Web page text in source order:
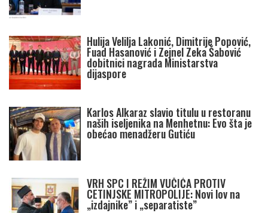
Hulija Velilja Lakonić, Dimitrije Popović,
Fuad Hasanović i Zejnel Zeka Šabović
dobitnici nagrada Ministarstva
dijaspore
Karlos Alkaraz slavio titulu u restoranu
naših iseljenika na Menhetnu: Evo šta je
obećao menadžeru Gutiću
VRH SPC I REŽIM VUČIĆA PROTIV
CETINJSKE MITROPOLIJE: Novi lov na
„izdajnike” i „separatiste”